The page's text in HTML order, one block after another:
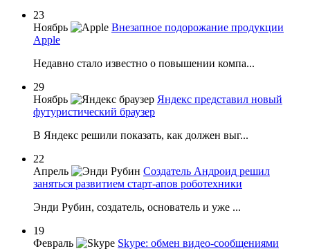
23
Ноябрь
Внезапное подорожание продукции
Apple
Недавно стало известно о повышении компа...
29
Ноябрь
Яндекс представил новый
футуристический браузер
В Яндекс решили показать, как должен выг...
22
Апрель
Создатель Андроид решил
заняться развитием старт-апов роботехники
Энди Рубин, создатель, основатель и уже ...
19
Февраль
Skype: обмен видео-сообщениями